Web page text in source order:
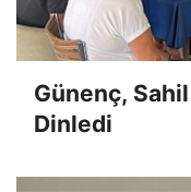
Günenç,
Dinledi